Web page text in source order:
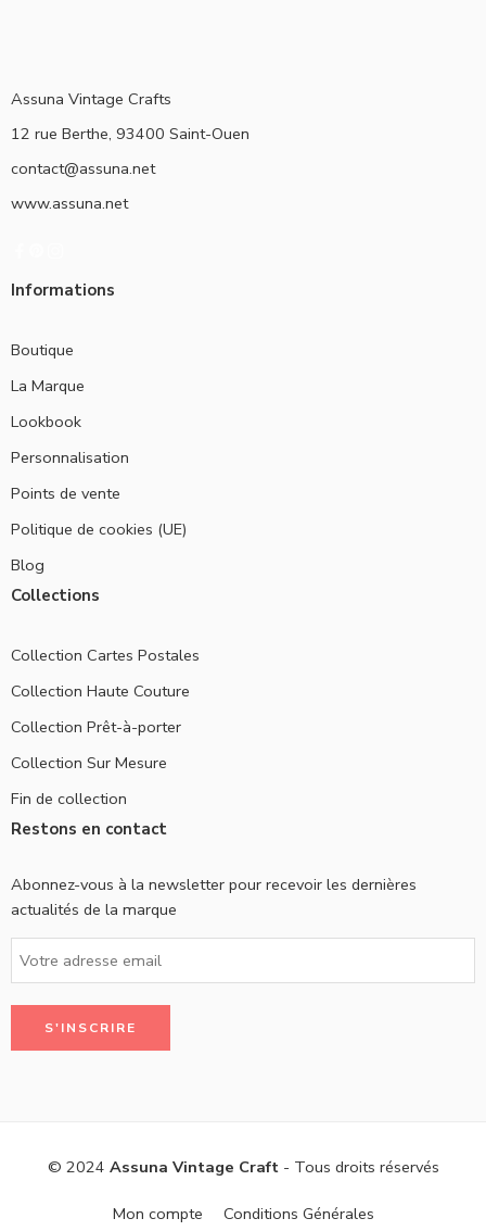
Assuna Vintage Crafts
12 rue Berthe, 93400 Saint-Ouen
contact@assuna.net
www.assuna.net
Informations
Boutique
La Marque
Lookbook
Personnalisation
Points de vente
Politique de cookies (UE)
Blog
Collections
Collection Cartes Postales
Collection Haute Couture
Collection Prêt-à-porter
Collection Sur Mesure
Fin de collection
Restons en contact
Abonnez-vous à la newsletter pour recevoir les dernières
actualités de la marque
© 2024 Assuna Vintage Craft- Tous droits réservés
Mon compte Conditions Générales